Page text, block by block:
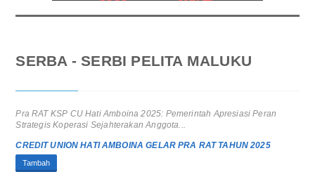
SERBA - SERBI PELITA MALUKU
Pra RAT KSP CU Hati Amboina 2025: Pemerintah Apresiasi Peran
Strategis Koperasi Sejahterakan Anggota...
CREDIT UNION HATI AMBOINA GELAR PRA RAT TAHUN 2025
Tambah